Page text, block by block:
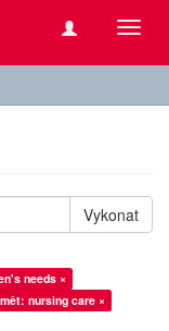
Vykonat
needs ×
nursing care ×